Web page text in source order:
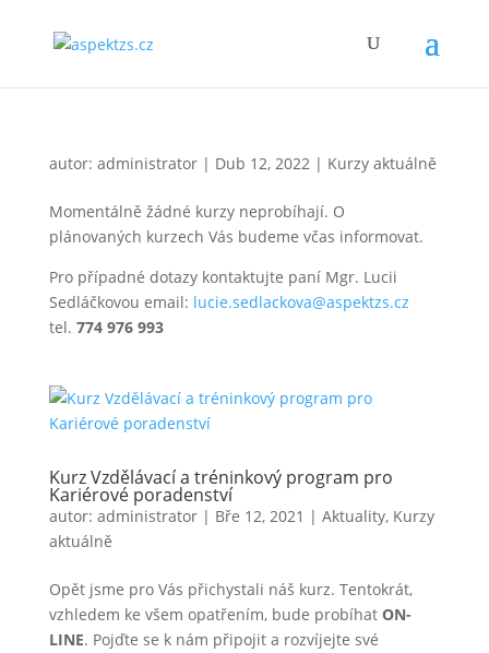
autor: administrator| Dub 12, 2022| Kurzy aktuálně
Momentálně žádné kurzy neprobíhají. O
plánovaných kurzech Vás budeme včas informovat.
Pro případné dotazy kontaktujte paní Mgr. Lucii
Sedláčkovou email: lucie.sedlackova@aspektzs.cz
tel. 774 976 993
Kurz Vzdělávací a tréninkový program pro
Kariérové poradenství
autor: administrator| Bře 12, 2021 | Aktuality, Kurzy
aktuálně
Opět jsme pro Vás přichystali náš kurz. Tentokrát,
vzhledem ke všem opatřením, bude probíhat ON-
LINE. Pojďte se k nám připojit a rozvíjejte své